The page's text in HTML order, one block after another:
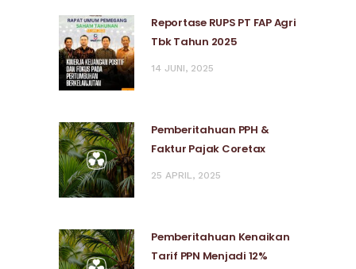
Reportase RUPS PT FAP Agri
Tbk Tahun 2025
14 JUNI, 2025
Pemberitahuan PPH &
Faktur Pajak Coretax
25 APRIL, 2025
Pemberitahuan Kenaikan
Tarif PPN Menjadi 12%